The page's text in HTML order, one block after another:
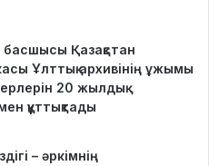
Қазақстан
Ұлттық архивінің ұжымы
20 жылдық
құттықтады
– әркімнің